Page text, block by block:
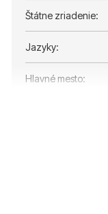
Štátne zriadenie:
Jazyky:
Hlavné mesto: